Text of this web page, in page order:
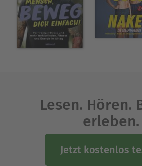
Lesen. Hören.
erleben.
Jetzt kostenlos